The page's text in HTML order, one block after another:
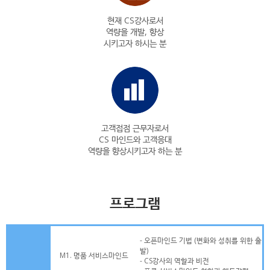
현재 CS강사로서
역량을 개발, 향상
시키고자 하시는 분
고객접점 근무자로서
CS 마인드와 고객응대
역량을 향상시키고자 하는 분
프로그램
M1. 명품 서비스마인드
- 오픈마인드 기법 (변화와 성취를 위한 출
발)
- CS강사의 역할과 비전